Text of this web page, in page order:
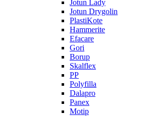
Jotun Lady
Jotun Drygolin
PlastiKote
Hammerite
Efacare
Gori
Borup
Skalflex
PP
Polyfilla
Dalapro
Panex
Motip